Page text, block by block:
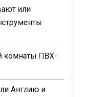
или
комнаты ПВХ-
Англию и